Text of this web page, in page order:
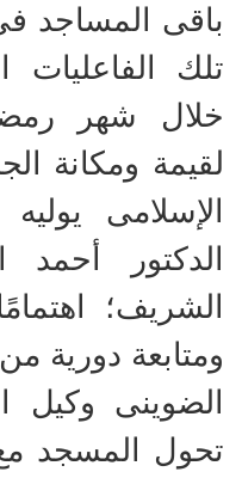
باقى المساجد
تلك الفاعليات
خلال شهر
لقيمة ومكانة
الإسلامى يوليه
الدكتور
الشريف؛
ومتابعة دورية
الضوينى وكيل
تحول المسجد